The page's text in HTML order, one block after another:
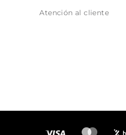
Atención al cliente